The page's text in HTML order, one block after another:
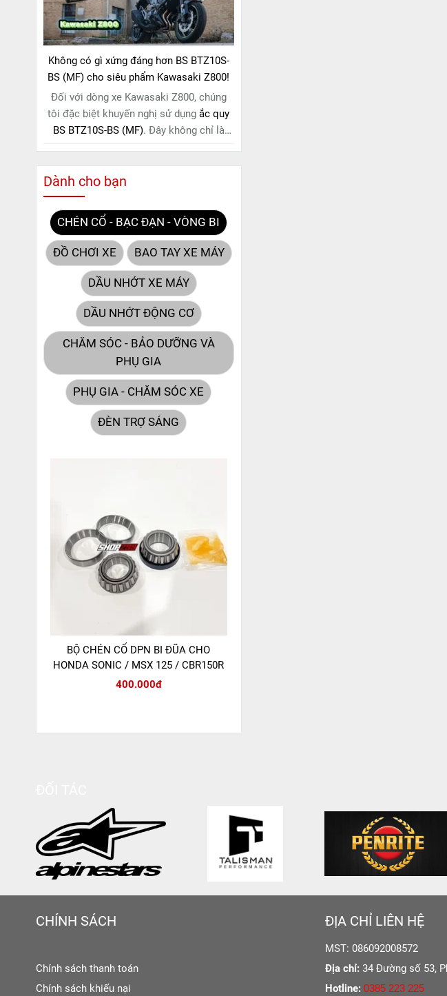
loại ắc quy khô này hoàn toàn không cần
bảo dưỡng.
Không có gì xứng đáng hơn BS BTZ10S-
BS (MF) cho siêu phẩm Kawasaki Z800!
Đối với dòng xe Kawasaki Z800, chúng
tôi đặc biệt khuyến nghị sử dụngắc quy
BS BTZ10S-BS (MF). Đây không chỉ là
giải pháp hoàn hảo được thiết kế dành
riêng cho "chiến mã" này. Với
MF (Maintenance Free)
quy khô này hoàn toàn không cần bảo
dưỡng.
Dành cho bạn
CHÉN CỔ - BẠC ĐẠN - VÒNG BI
ĐỒ CHƠI XE BAO TAY XE MÁY
DẦU NHỚT XE MÁY
DẦU NHỚT ĐỘNG CƠ
CHĂM SÓC - BẢO DƯỠNG VÀ
PHỤ GIA
PHỤ GIA - CHĂM SÓC XE
ĐÈN TRỢ SÁNG
BỘ CHÉN CỔ DPN BI ĐŨA CHO
HONDA SONIC / MSX 125 / CBR150R
400.000đ
CHÍNH SÁCH
Chính sách thanh toán
Chính sách khiếu nại
ĐỊA CHỈ LIÊN HỆ
MST: 086092008572
Địa chỉ: 34 Đường số 53,
Hotline: 0385 223 225